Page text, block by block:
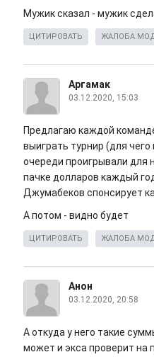
Мужик сказал - мужик
ЦИТИРОВАТЬ ЖАЛОБА
Аргамак
03.12.2020, 15:03
Предлагаю каждой
выиграть турнир (для
очереди проигрывали для
пачке долларов каждый
Джумабеков спонсирует
А потом - видно будет
ЦИТИРОВАТЬ ЖАЛОБА
Анон
03.12.2020, 20:58
А откуда у него такие
может и экса проверит на